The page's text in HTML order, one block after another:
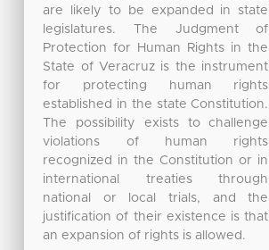
are likely to be expanded in state
legislatures. The Judgment of
Protection for Human Rights in the
State of Veracruz is the instrument
for protecting human rights
established in the state Constitution.
The possibility exists to challenge
violations of human rights
recognized in the Constitution or in
international treaties through
national or local trials, and the
justification of their existence is that
an expansion of rights is allowed.